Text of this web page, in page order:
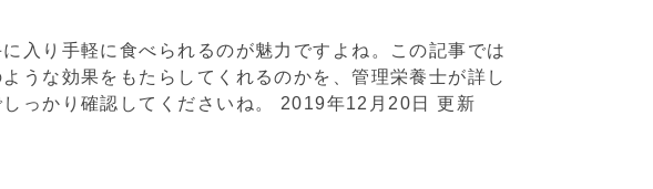
入り手軽に食べられるのが魅力ですよね。この記事では
うな効果をもたらしてくれるのかを、管理栄養士が詳し
っかり確認してくださいね。 2019年12月20日 更新